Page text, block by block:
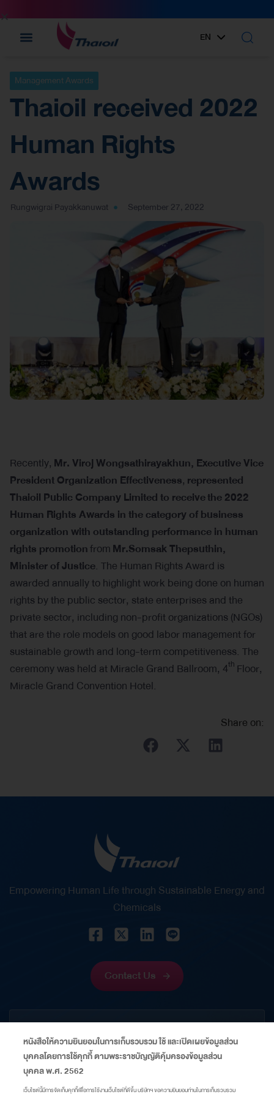
EN
TH
Management Awards
Thaioil received 2022
Human Rights
Awards
Rungwigrai Payakkanuwat September 27, 2022
Recently, Mr. Viroj Wongsathirayakhun, Executive Vice
President Organization Effectiveness, represented
Thaioil Public Company Limited to receivethe 2022
Human Rights Awards in the category of business
organization with outstanding performance in human
rights promotionfromMr.Somsak Thepsuthin,
Minister of Justice. The Human Rights Award is
awarded annually to highlight work being done on human
rights by the public sector, state enterprises and the
private sector, including non-profit organizations (NGOs)
that are the role models on good labor management for
sustainable growth and long-term competitiveness. The
ceremony was held at Miracle Grand Ballroom, 4th Floor,
Miracle Grand Convention Hotel.
Share on:
Empowering Human Life through Sustainable Energy and
Chemicals
Contact Us
CORPORATE
INFORMATION
หนังสือให้ความยินยอมในการเก็บรวบรวม ใช้ และเปิดเผยข้อมูลส่วน
บุคคลโดยการใช้คุกกี้ ตามพระราชบัญญัติคุ้มครองข้อมูลส่วน
บุคคล พ.ศ. 2562
เว็บไซต์นี้มีการจัดเก็บคุกกี้เพื่อการใช้งานเว็บไซต์ที่ดีขึ้น บริษัทฯ ขอความยินยอมท่านในการเก็บรวบรวม